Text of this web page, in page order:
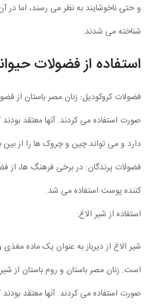
و حتی ناخوشایند به نظر می رسند، اما در
شناخته می شدند.
استفاده از فضولات
فضولات کروکودیل: زنان مصر باستان از
صورت استفاده می کردند. آنها معتقد
دارد و می تواند چین و چروک ها را از بین
فضولات پرندگان: در برخی فرهنگ ها، از
کننده پوست استفاده می شد.
استفاده از شیر الاغ:
شیر الاغ از دیرباز به عنوان یک ماده
است. زنان مصر باستان و روم باستان از
صورت استفاده می کردند. آنها معتقد